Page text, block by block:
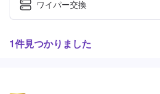
ワイパー交換
1件見つかりました